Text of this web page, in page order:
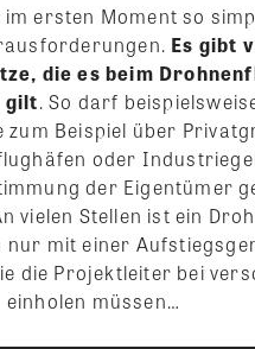
im ersten Moment so
Es gibt
die es beim
gilt. So darf
zum Beispiel über
oder
der Eigentümer
vielen Stellen ist ein
nur mit einer
die Projektleiter bei
einholen müssen…